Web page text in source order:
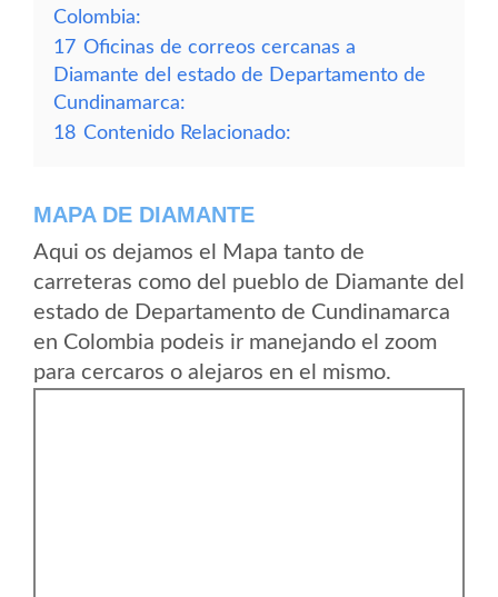
Colombia:
17 Oficinas de correos cercanas a
Diamante del estado de Departamento de
Cundinamarca:
18 Contenido Relacionado:
MAPA DE DIAMANTE
Aqui os dejamos el Mapa tanto de
carreteras como del pueblo de Diamante del
estado de Departamento de Cundinamarca
en Colombia podeis ir manejando el zoom
para cercaros o alejaros en el mismo.